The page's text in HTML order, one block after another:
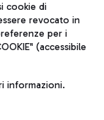
in aeroporto
13032990155 P.
Fiumicino (RM)
cookie di
revocato in
per i
(accessibile
informazioni.